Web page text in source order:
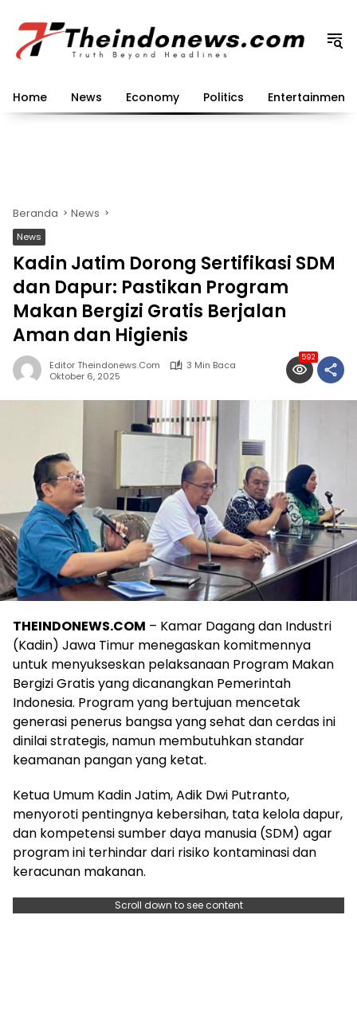
konten
Home News Economy Politics Entertainment
Beranda News
News
Kadin Jatim Dorong Sertifikasi SDM
dan Dapur: Pastikan Program
Makan Bergizi Gratis Berjalan
Aman dan Higienis
Editor Theindonews.com
3 Min Baca
Oktober 6, 2025
592
THEINDONEWS.COM – Kamar Dagang dan Industri
(Kadin) Jawa Timur menegaskan komitmennya
untuk menyukseskan pelaksanaan Program Makan
Bergizi Gratis yang dicanangkan Pemerintah
Indonesia. Program yang bertujuan mencetak
generasi penerus bangsa yang sehat dan cerdas ini
dinilai strategis, namun membutuhkan standar
keamanan pangan yang ketat.
Ketua Umum Kadin Jatim, Adik Dwi Putranto,
menyoroti pentingnya kebersihan, tata kelola dapur,
dan kompetensi sumber daya manusia (SDM) agar
program ini terhindar dari risiko kontaminasi dan
keracunan makanan.
Scroll down to see content